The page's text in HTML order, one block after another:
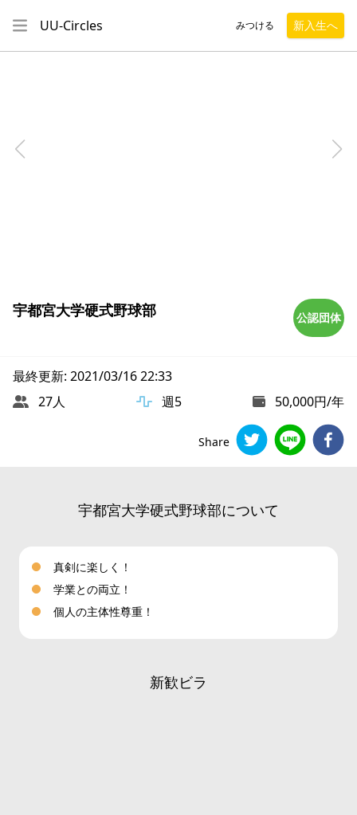
UU-Circles みつける 新入生へ
宇都宮大学硬式野球部 公認団体
最終更新: 2021/03/16 22:33
27人
週5 50,000円/年
Share
宇都宮大学硬式野球部について
真剣に楽しく！
学業との両立！
個人の主体性尊重！
新歓ビラ